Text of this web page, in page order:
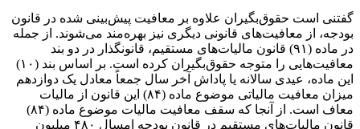
گفتنی است حقوق‏‌بگیران علاوه بر معافیت پیش‌بینی شده در قانون
بودجه، از معافیت‌های قانونی دیگری نیز بهره‏‌مند می‌شوند. از جمله
در ماده (۹۱) قانون مالیات‏‌های مستقیم، قانونگذار در دو بند
معافیت‏‌هایی را متوجه حقوق‏‌بگیران کرده است. بر اساس بند (۱۰)
این ماده، عیدی سالانه یا پاداش آخر سال جمعاً معادل یک دوازدهم
میزان معافیت مالیاتی موضوع ماده (۸۴) این قانون از مالیات
معاف است. از آنجا که سقف معافیت مالیات موضوع ماده (۸۴)
قانون مالیات‌‏های مستقیم در قانون بودجه امسال ۴۸۰ میلیون